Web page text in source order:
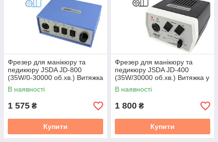
Фрезер для манікюру та
педикюру JSDA JD-800
(35W/0-30000 об.хв.) Витяжка
у подарунок!
В наявності
1 575 ₴
Купити
Фрезер для манікюру та
педикюру JSDA JD-400
(35W/30000 об.хв.) Витяжка у
подарунок!
В наявності
1 800 ₴
Купити